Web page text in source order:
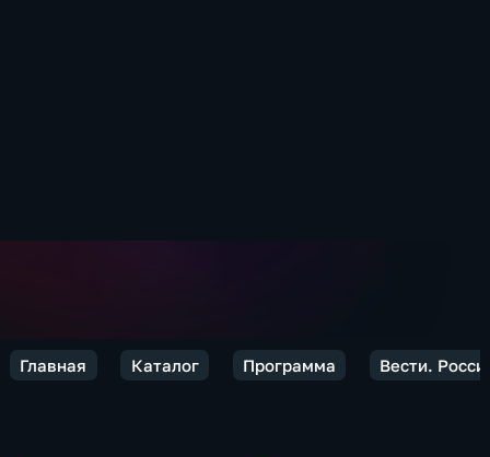
Главная Каталог Программа Вести.